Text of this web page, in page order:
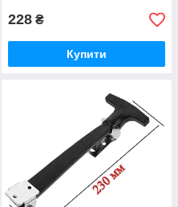
228 ₴
Купити